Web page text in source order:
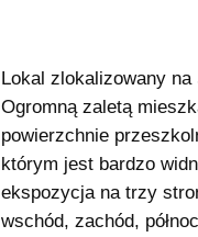
Lokal zlokalizowany na
Ogromną zaletą
powierzchnie
którym jest bardzo
ekspozycja na trzy
wschód, zachód,